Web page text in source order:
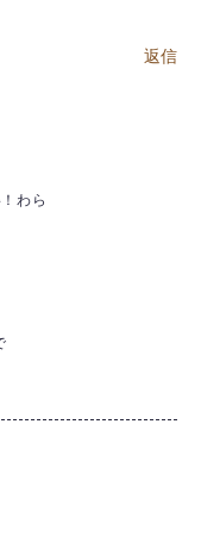
わら
返信